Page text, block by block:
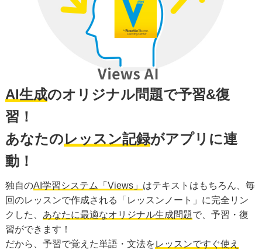
AI生成のオリジナル問題で予習&復
習！
あなたのレッスン記録がアプリに連
動！
独自のAI学習システム「Views」 はテキストはもちろん、毎
回のレッスンで作成される「レッスンノート」に完全リン
クした、 あなたに最適なオリジナル生成問題で、予習・復
習ができます！
だから、予習で覚えた単語・文法をレッスンですぐ使え